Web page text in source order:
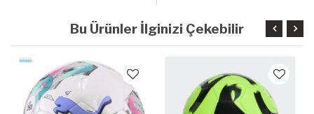
Bu Ürünler İlginizi Çekebilir